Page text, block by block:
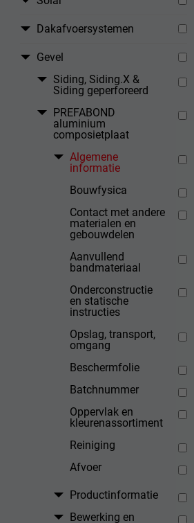
Dakafvoersystemen
Gevel
Siding, Siding.X &
Siding geperforeerd
PREFABOND
aluminium
composietplaat
Algemene
informatie
Bouwfysica
Contact met andere
materialen en
gebouwdelen
Aanvullend
bandmateriaal
Onderconstructie
en statische
instructies
Opslag, transport,
omgang
Beschermfolie
Batchnummer
Oppervlak en
kleurenassortiment
Reiniging
Afvoer
Productinformatie
Bewerking en